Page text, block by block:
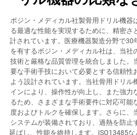
ボジン・メディカル社製骨用ドリル機器
る最適な性能を実現するために、精密さ
計されています。医療機器製造分野で30
を有するボジン・メディカル社は、当社
技術と厳格な品質管理を統合しました。
要な手術手技において必要とする信頼性
よう設計されています。当社骨用ドリル
インにより、操作性が向上し、また強力
るため、さまざまな手術要件に対応可能
度およびトルクを確保します。さらに、
システムが装備されており、過熱を防止
延ばし、性能を維持します。ISO13485